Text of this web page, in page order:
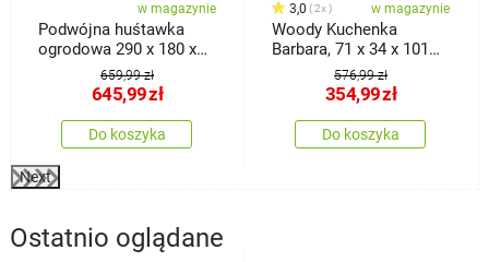
w magazynie
Podwójna huśtawka
ogrodowa 290 x 180 x
659,99 zł
645,99zł
Do koszyka
3,0 2x w magazynie
Woody Kuchenka
Barbara, 71 x 34 x 101
576,99 zł
354,99zł
Do koszyka
Next
Ostatnio oglądane